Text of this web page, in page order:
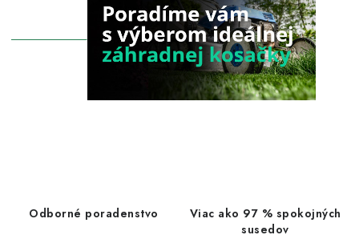
Odborné poradenstvo
Viac ako 97 % spokojných
susedov